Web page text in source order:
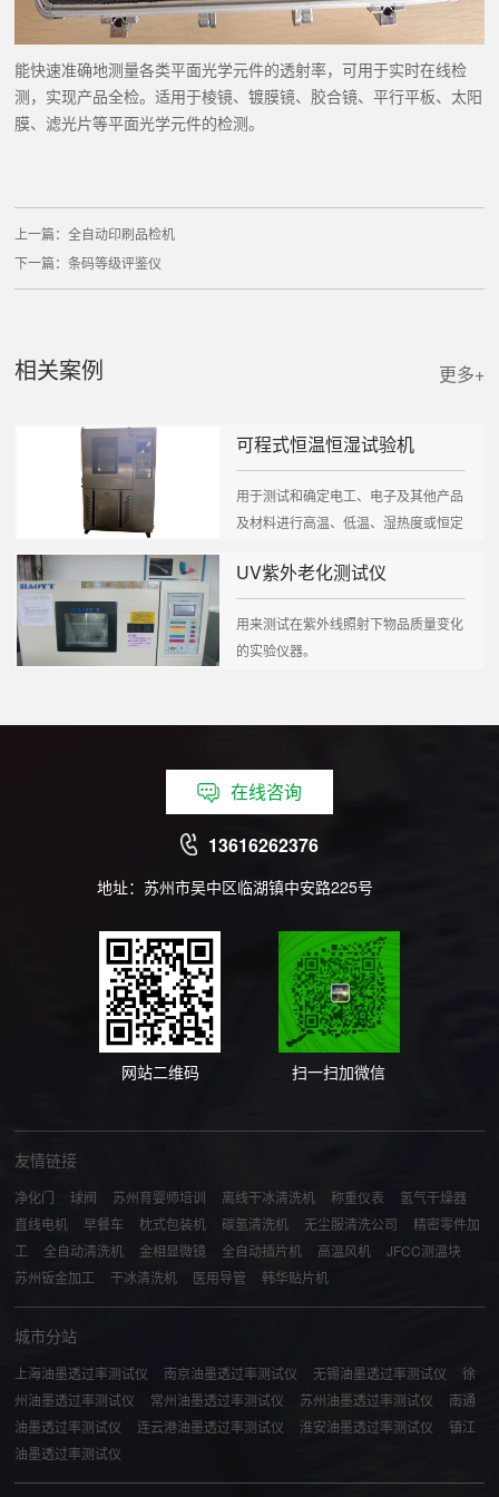
能快速准确地测量各类平面光学元件的透射率，可用于实时在线检
测，实现产品全检。适用于棱镜、镀膜镜、胶合镜、平行平板、太阳
膜、滤光片等平面光学元件的检测。
上一篇：全自动印刷品检机
下一篇：条码等级评鉴仪
相关案例 更多+
可程式恒温恒湿试验机
用于测试和确定电工、电子及其他产品
及材料进行高温、低温、湿热度或恒定
UV紫外老化测试仪
用来测试在紫外线照射下物品质量变化
的实验仪器。
在线咨询
13616262376
地址：苏州市吴中区临湖镇中安路225号
网站二维码 扫一扫加微信
友情链接
净化门 球阀 苏州育婴师培训 离线干冰清洗机 称重仪表
氢气干燥器
直线电机
早餐车 枕式包装机 碳氢清洗机 无尘服清洗公司
精密零件加
工
全自动清洗机 金相显微镜 全自动插片机 高温风机
JFCC测温块
苏州钣金加工
干冰清洗机 医用导管 韩华贴片机
城市分站
上海油墨透过率测试仪 南京油墨透过率测试仪 无锡油墨透过率测试仪
徐
州油墨透过率测试仪
常州油墨透过率测试仪 苏州油墨透过率测试仪
南通
油墨透过率测试仪
连云港油墨透过率测试仪 淮安油墨透过率测试仪
镇江
油墨透过率测试仪